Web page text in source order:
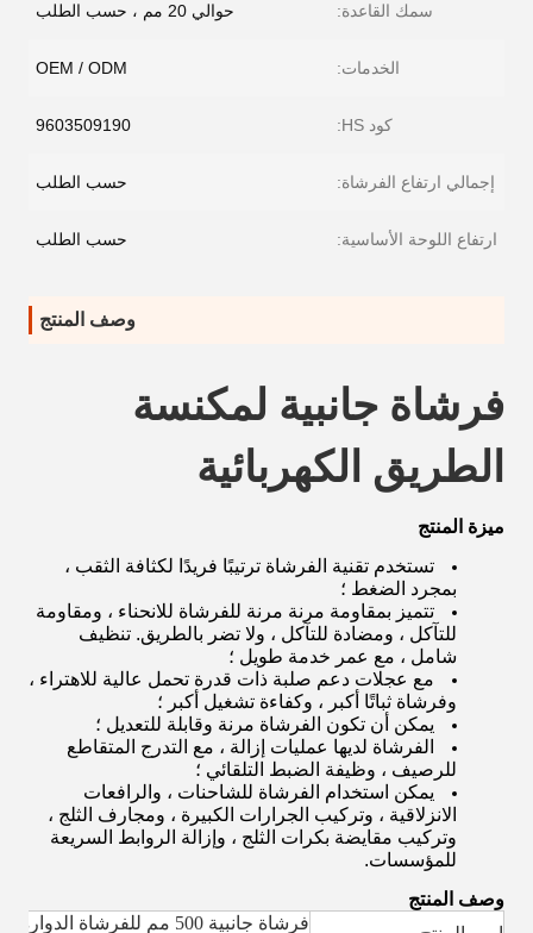
سمك القاعدة: حوالي 20 مم ، حسب الطلب
الخدمات: OEM / ODM
كود HS: 9603509190
إجمالي ارتفاع الفرشاة: حسب الطلب
ارتفاع اللوحة الأساسية: حسب الطلب
وصف المنتج
فرشاة جانبية لمكنسة
الطريق الكهربائية
ميزة المنتج
تستخدم تقنية الفرشاة ترتيبًا فريدًا لكثافة الثقب ،
بمجرد الضغط ؛
تتميز بمقاومة مرنة مرنة للفرشاة للانحناء ، ومقاومة
للتآكل ، ومضادة للتآكل ، ولا تضر بالطريق. تنظيف
شامل ، مع عمر خدمة طويل ؛
مع عجلات دعم صلبة ذات قدرة تحمل عالية للاهتراء ،
وفرشاة ثباتًا أكبر ، وكفاءة تشغيل أكبر ؛
يمكن أن تكون الفرشاة مرنة وقابلة للتعديل ؛
الفرشاة لديها عمليات إزالة ، مع التدرج المتقاطع
للرصيف ، وظيفة الضبط التلقائي ؛
يمكن استخدام الفرشاة للشاحنات ، والرافعات
الانزلاقية ، وتركيب الجرارات الكبيرة ، ومجارف الثلج ،
وتركيب مقايضة بكرات الثلج ، وإزالة الروابط السريعة
للمؤسسات.
وصف المنتج
فرشاة جانبية 500 مم للفرشاة